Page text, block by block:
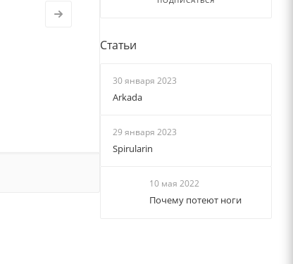
Статьи
30 января 2023
Arkada
29 января 2023
Spirularin
10 мая 2022
Почему потеют ноги